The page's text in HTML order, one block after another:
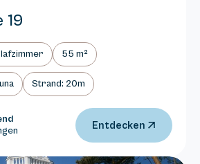
19
55 m²
Strand: 20m
Entdecken